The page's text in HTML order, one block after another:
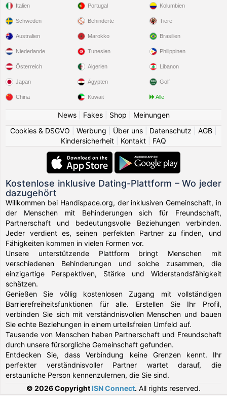
Italien
Schweden
Portugal
Behinderte
Kolumbien
Tiere
Australien
Niederlande
Österreich
Japan
China
Marokko
Tunesien
Algerien
Ägypten
Kuwait
Brasilien
Philippinen
Libanon
Golf
Alle
News| Fakes| Shop
Meinungen
Cookies & DSGVO
Werbung Über uns Datenschutz AGB
Kindersicherheit
Kontakt FAQ
Kostenlose inklusive Dating-Plattform – Wo jeder
dazugehört
Willkommen bei Handispace.org, der inklusiven Gemeinschaft, in
der Menschen mit Behinderungen sich für Freundschaft,
Partnerschaft und bedeutungsvolle Beziehungen verbinden.
Jeder verdient es, seinen perfekten Partner zu finden, und
Fähigkeiten kommen in vielen Formen vor.
Unsere unterstützende Plattform bringt Menschen mit
verschiedenen Behinderungen und solche zusammen, die
einzigartige Perspektiven, Stärke und Widerstandsfähigkeit
schätzen.
Genießen Sie völlig kostenlosen Zugang mit vollständigen
Barrierefreiheitsfunktionen für alle. Erstellen Sie Ihr Profil,
verbinden Sie sich mit verständnisvollen Menschen und bauen
Sie echte Beziehungen in einem urteilsfreien Umfeld auf.
Tausende von Menschen haben Partnerschaft und Freundschaft
durch unsere fürsorgliche Gemeinschaft gefunden.
Entdecken Sie, dass Verbindung keine Grenzen kennt. Ihr
perfekter verständnisvoller Partner wartet darauf, die
erstaunliche Person kennenzulernen, die Sie sind.
© 2026 Copyright ISN Connect. All rights reserved.